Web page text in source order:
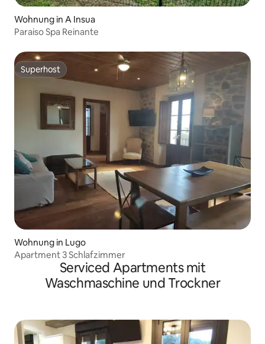
Wohnung in A Insua
Paraiso Spa Reinante
Superhost
Superhost
Wohnung in Lugo
Apartment 3 Schlafzimmer
Serviced Apartments mit
Waschmaschine und Trockner